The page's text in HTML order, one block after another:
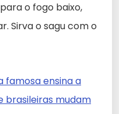
o fogo baixo,
Sirva o sagu com o
famosa ensina a
brasileiras mudam